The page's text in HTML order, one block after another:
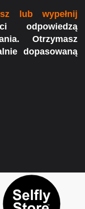
lub wypełnij
odpowiedzą
Otrzymasz
dopasowaną